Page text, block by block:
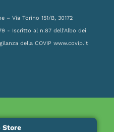
– Via Torino 151/B, 30172
- Iscritto al n.87 dell'Albo dei
della COVIP www.covip.it
Store